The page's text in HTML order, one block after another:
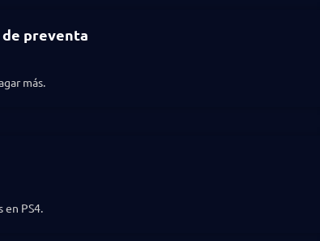
de preventa
más.
PS4.